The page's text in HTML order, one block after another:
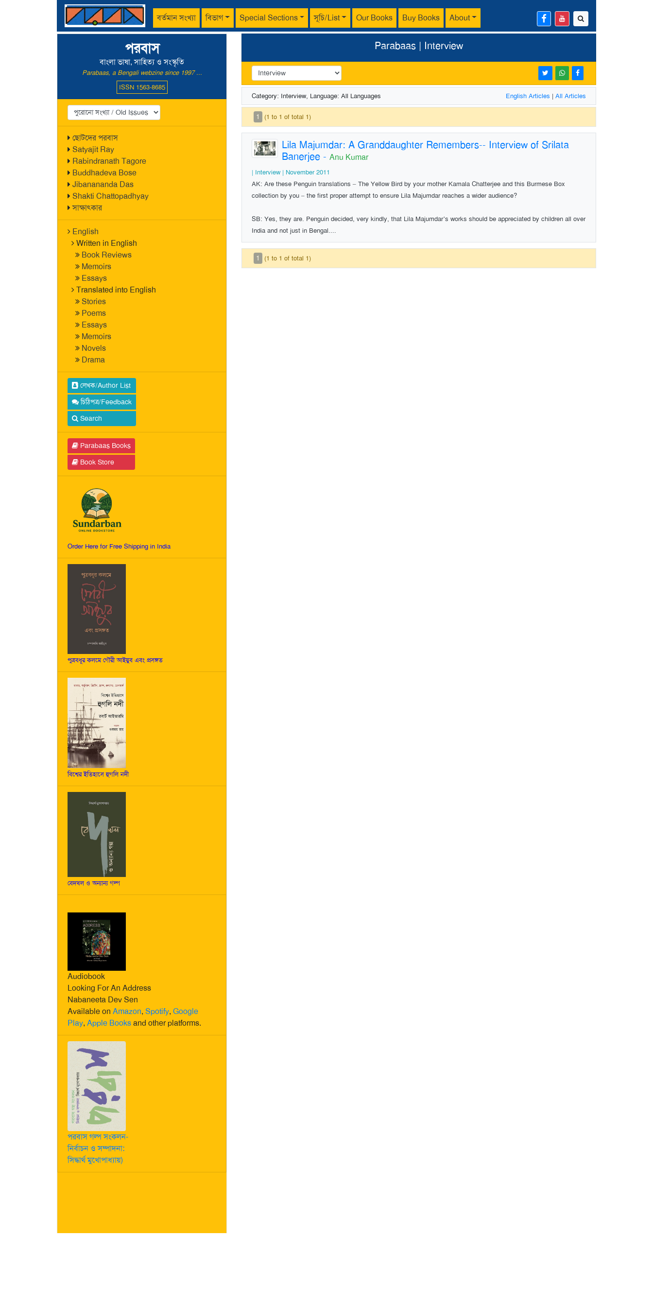
বর্তমান সংখ্যা বিভাগ Special Sections সূচি/List Our Books Buy Books About
পরবাস
বাংলা ভাষা, সাহিত্য ও সংস্কৃতি
Parabaas, a Bengali webzine since 1997 ...
ISSN 1563-8685
ছোটদের পরবাস
Satyajit Ray
Rabindranath Tagore
Buddhadeva Bose
Jibanananda Das
Shakti Chattopadhyay
সাক্ষাৎকার
English
Written in English
Book Reviews
Memoirs
Essays
Translated into English
Stories
Poems
Essays
Memoirs
Novels
Drama
লেখক/Author List
চিঠিপত্র/Feedback
Search
Parabaas Books
Book Store
Order Here for Free Shipping in India
পুত্রবধূর কলমে গৌরী আইয়ুব এবং প্রসঙ্গত
বিশ্বের ইতিহাসে হুগলি নদী
বেদখল ও অন্যান্য গল্প
Audiobook
Looking For An Address
Nabaneeta Dev Sen
Available on Amazon, Spotify, Google
Play, Apple Booksand other platforms.
পরবাস গল্প সংকলন-
নির্বাচন ও সম্পাদনা:
সিদ্ধার্থ মুখোপাধ্যায়)
Parabaas | Interview
Category: Interview, Language: All Languages English Articles | All Articles
1 (1 to 1 of total 1)
Lila Majumdar: A Granddaughter Remembers-- Interview of Srilata
Banerjee - Anu Kumar
| Interview | November 2011
AK: Are these Penguin translations – The Yellow Bird by your mother Kamala Chatterjee and this Burmese Box
collection by you – the first proper attempt to ensure Lila Majumdar reaches a wider audience?
SB: Yes, they are. Penguin decided, very kindly, that Lila Majumdar’s works should be appreciated by children all over
India and not just in Bengal....
1 (1 to 1 of total 1)